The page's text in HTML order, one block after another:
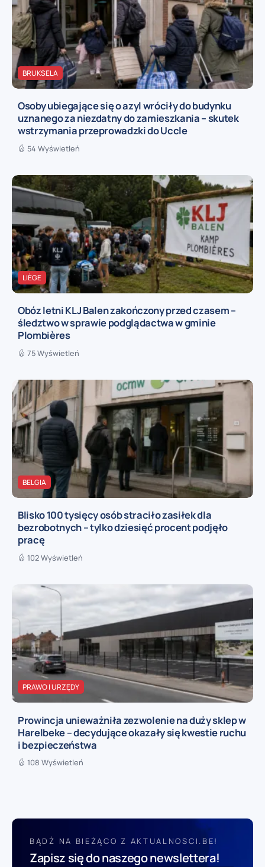
BRUKSELA
Osoby ubiegające się o azyl wróciły do budynku
uznanego za niezdatny do zamieszkania – skutek
wstrzymania przeprowadzki do Uccle
54 Wyświetleń
LIÈGE
Obóz letni KLJ Balen zakończony przed czasem –
śledztwo w sprawie podglądactwa w gminie
Plombières
75 Wyświetleń
BELGIA
Blisko 100 tysięcy osób straciło zasiłek dla
bezrobotnych – tylko dziesięć procent podjęło
pracę
102 Wyświetleń
PRAWO I URZĘDY
Prowincja unieważniła zezwolenie na duży sklep w
Harelbeke – decydujące okazały się kwestie ruchu
i bezpieczeństwa
108 Wyświetleń
BĄDŹ NA BIEŻĄCO Z AKTUALNOSCI.BE!
Zapisz się do naszego newslettera!